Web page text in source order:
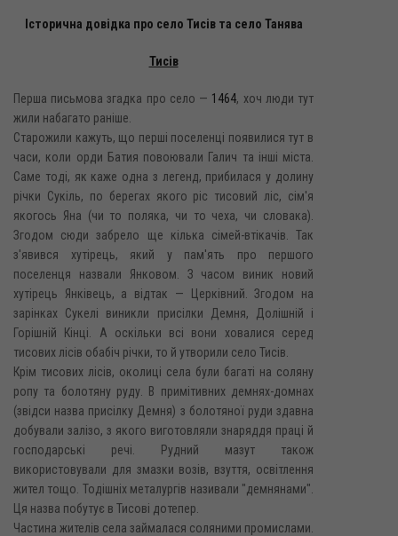
Історична довідка про село Тисів та село Танява
Тисів
Перша письмова згадка про село — 1464, хоч люди тут
жили набагато раніше.
Старожили кажуть, що перші поселенці появилися тут в
часи, коли орди Батия повоювали Галич та інші міста.
Саме тоді, як каже одна з легенд, прибилася у долину
річки Сукіль, по берегах якого ріс тисовий ліс, сім'я
якогось Яна (чи то поляка, чи то чеха, чи словака).
Згодом сюди забрело ще кілька сімей-втікачів. Так
з'явився хутірець, який у пам'ять про першого
поселенця назвали Янковом. З часом виник новий
хутірець Янківець, а відтак — Церківний. Згодом на
зарінках Сукелі виникли присілки Демня, Долішній і
Горішній Кінці. А оскільки всі вони ховалися серед
тисових лісів обабіч річки, то й утворили село Тисів.
Крім тисових лісів, околиці села були багаті на соляну
ропу та болотяну руду. В примітивних демнях-домнах
(звідси назва присілку Демня) з болотяної руди здавна
добували залізо, з якого виготовляли знаряддя праці й
господарські речі. Рудний мазут також
використовували для змазки возів, взуття, освітлення
жител тощо. Тодішніх металургів називали "демнянами".
Ця назва побутує в Тисові дотепер.
Частина жителів села займалася соляними промислами.